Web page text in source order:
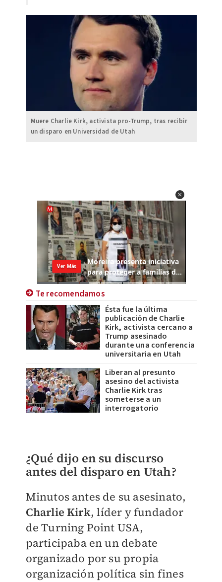
Muere Charlie Kirk, activista pro-Trump, tras recibir
un disparo en Universidad de Utah
Te recomendamos
Ésta fue la última
publicación de Charlie
Kirk, activista cercano a
Trump asesinado
durante una conferencia
universitaria en Utah
Liberan al presunto
asesino del activista
Charlie Kirk tras
someterse a un
interrogatorio
¿Qué dijo en su discurso
antes del disparo en Utah?
Minutos antes de su asesinato,
Charlie Kirk, líder y fundador
de Turning Point USA,
participaba en un debate
organizado por su propia
organización política sin fines